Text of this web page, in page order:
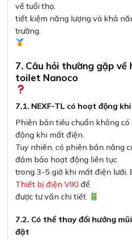
về tuổi thọ,
tiết kiệm năng lượng và khả
trường.
7. Câu hỏi thường gặp về
toilet Nanoco
7.1. NEXF-TL có hoạt động
Phiên bản tiêu chuẩn không
động khi mất điện.
Tuy nhiên, có phiên bản nâng
đảm bảo hoạt động liên tục
trong 3-5 giờ khi mất điện lưới.
Thiết bị điện VIKI để
được tư vấn chi tiết.
7.2. Có thể thay đổi hướng
đặt